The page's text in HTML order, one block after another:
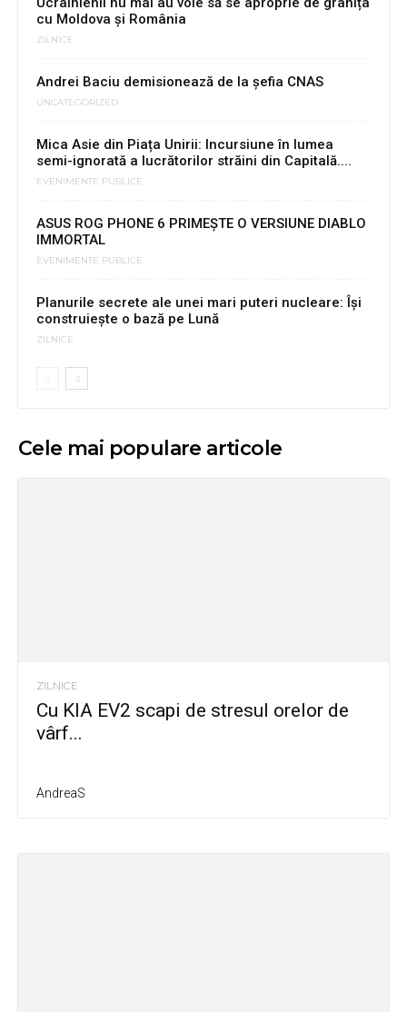
cu Moldova și România
ZILNICE
Andrei Baciu demisionează de la șefia CNAS
UNCATEGORIZED
Mica Asie din Piața Unirii: Incursiune în lumea
semi-ignorată a lucrătorilor străini din Capitală....
EVENIMENTE PUBLICE
ASUS ROG PHONE 6 PRIMEŞTE O VERSIUNE DIABLO
IMMORTAL
EVENIMENTE PUBLICE
Planurile secrete ale unei mari puteri nucleare: Își
construiește o bază pe Lună
ZILNICE
Cele mai populare articole
ZILNICE
Cu KIA EV2 scapi de stresul orelor de
vârf...
AndreaS